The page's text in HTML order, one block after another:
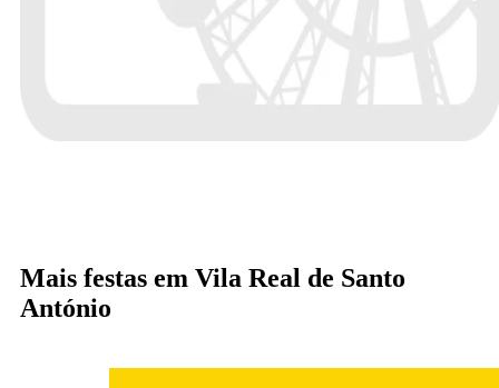
Mais festas em Vila Real de Santo
António